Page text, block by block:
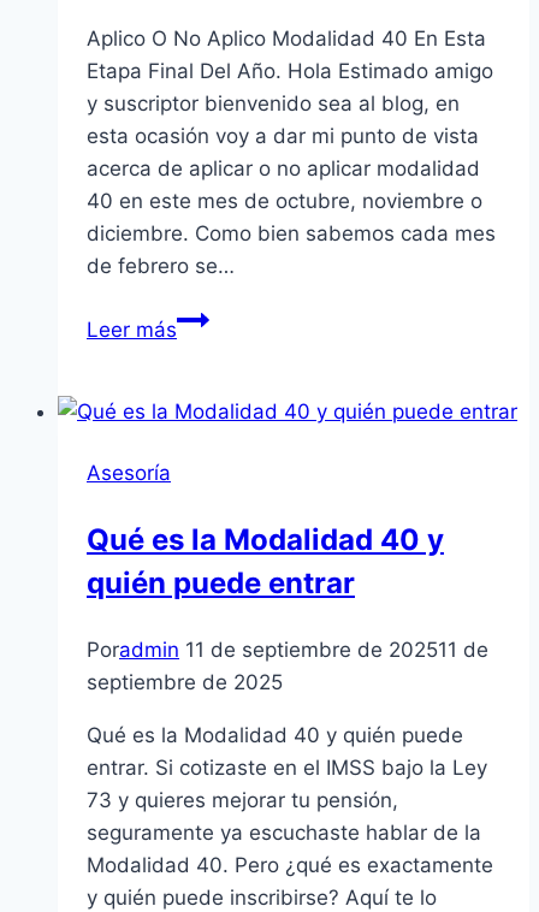
Aplico O No Aplico Modalidad 40 En Esta
Etapa Final Del Año. Hola Estimado amigo
y suscriptor bienvenido sea al blog, en
esta ocasión voy a dar mi punto de vista
acerca de aplicar o no aplicar modalidad
40 en este mes de octubre, noviembre o
diciembre. Como bien sabemos cada mes
de febrero se…
Leer másAplico
Aplico
Esta
Etapa
Del
Año
Asesoría
Qué es la Modalidad 40 y
quién puede entrar
Poradmin 11 de septiembre de 202511 de
septiembre de 2025
Qué es la Modalidad 40 y quién puede
entrar. Si cotizaste en el IMSS bajo la Ley
73 y quieres mejorar tu pensión,
seguramente ya escuchaste hablar de la
Modalidad 40. Pero ¿qué es exactamente
y quién puede inscribirse? Aquí te lo